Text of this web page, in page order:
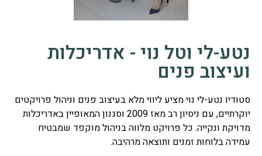
נטע-לי וטל נוי - אדריכלות
ועיצוב פנים
סטודיו נטע-לי נוי מציע ליווי מלא בעיצוב פנים וניהול פרויקטים
יוקרתיים, עם ניסיון רב מאז 2009 וסגנון המאופיין באדריכלות
מדויקת ונקייה. כל פרויקט מלווה בניהול מוקפד שמבטיח
עמידה בלוחות זמנים ותוצאה מרהיבה.